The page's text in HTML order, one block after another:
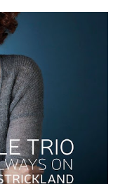
hombre con los
510 grabaciones
a dicha lista única
completa de los discos
y las votaciones
protagonista por el
sel...